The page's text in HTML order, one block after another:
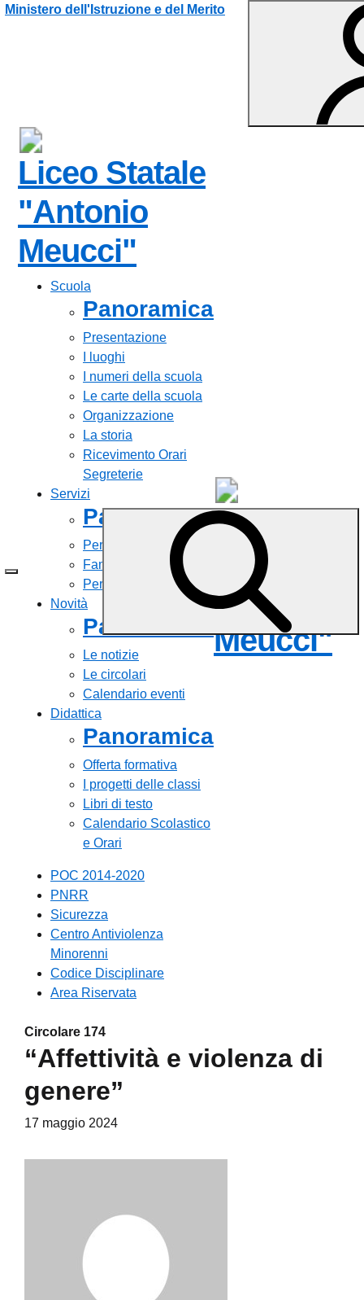
Vai ai contenuti
Vai al menu di navigazione
Vai al footer
Ministero dell'Istruzione e del Merito
Liceo Statale
"Antonio
Meucci"
Scuola
Panoramica
Presentazione
I luoghi
I numeri della scuola
Le carte della scuola
Organizzazione
La storia
Ricevimento Orari
Segreterie
Servizi
Panoramica
Personale scolastico
Famiglie e studenti
Percorsi di studio
Novità
Panoramica
Le notizie
Le circolari
Calendario eventi
Didattica
Panoramica
Offerta formativa
I progetti delle classi
Libri di testo
Calendario Scolastico
e Orari
POC 2014-2020
PNRR
Sicurezza
Centro Antiviolenza
Minorenni
Codice Disciplinare
Area Riservata
Liceo
Statale
"Antonio
Meucci"
Circolare 174
“Affettività e violenza di
genere”
17 maggio 2024